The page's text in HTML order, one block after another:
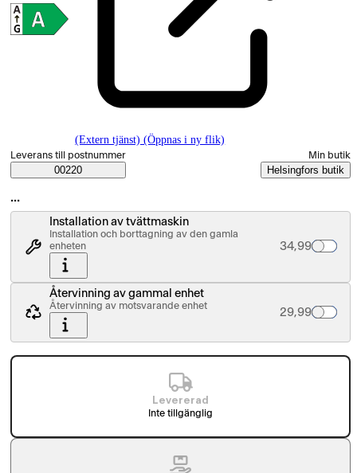
(Extern tjänst) (Öppnas i ny flik)
Saatavuustiedot
Välj beställningssätt
Leverans till postnummer
00220
Min butik
Helsingfors butik
…
Installation av tvättmaskin
Installation och borttagning av den gamla
enheten
Palvelun hinta
34,99
Återvinning av gammal enhet
Återvinning av motsvarande enhet
Palvelun hinta
29,99
Levererad
Inte tillgänglig